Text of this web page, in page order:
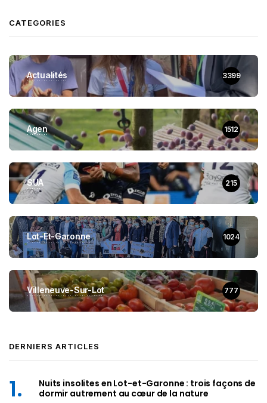
CATEGORIES
Actualités 3399
Agen 1512
SUA 215
Lot-Et-Garonne 1024
Villeneuve-Sur-Lot 777
DERNIERS ARTICLES
Nuits insolites en Lot-et-Garonne : trois façons de
dormir autrement au cœur de la nature